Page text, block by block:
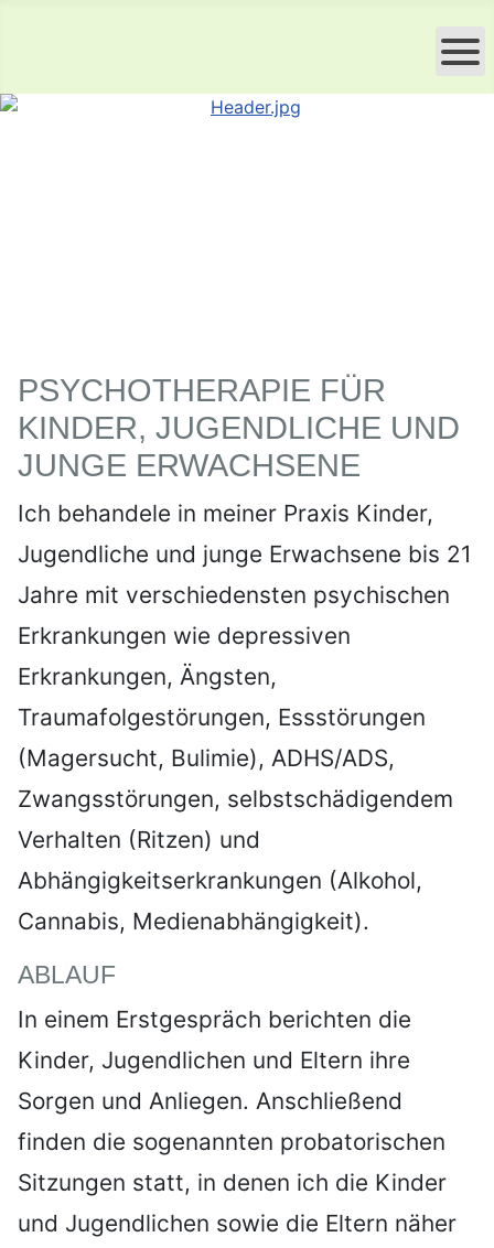
PSYCHOTHERAPIE FÜR
KINDER, JUGENDLICHE UND
JUNGE ERWACHSENE
Ich behandele in meiner Praxis Kinder,
Jugendliche und junge Erwachsene bis 21
Jahre mit verschiedensten psychischen
Erkrankungen wie depressiven
Erkrankungen, Ängsten,
Traumafolgestörungen, Essstörungen
(Magersucht, Bulimie), ADHS/ADS,
Zwangsstörungen, selbstschädigendem
Verhalten (Ritzen) und
Abhängigkeitserkrankungen (Alkohol,
Cannabis, Medienabhängigkeit).
ABLAUF
In einem Erstgespräch berichten die
Kinder, Jugendlichen und Eltern ihre
Sorgen und Anliegen. Anschließend
finden die sogenannten probatorischen
Sitzungen statt, in denen ich die Kinder
und Jugendlichen sowie die Eltern näher